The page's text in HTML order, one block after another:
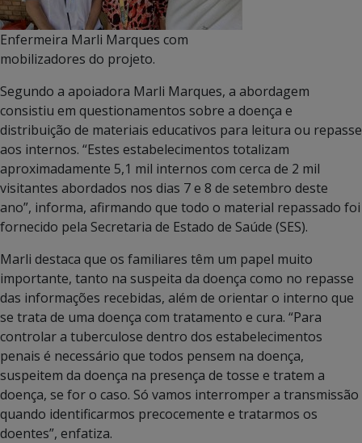
Enfermeira Marli Marques com
mobilizadores do projeto.
Segundo a apoiadora Marli Marques, a abordagem
consistiu em questionamentos sobre a doença e
distribuição de materiais educativos para leitura ou repasse
aos internos. “Estes estabelecimentos totalizam
aproximadamente 5,1 mil internos com cerca de 2 mil
visitantes abordados nos dias 7 e 8 de setembro deste
ano”, informa, afirmando que todo o material repassado foi
fornecido pela Secretaria de Estado de Saúde (SES).
Marli destaca que os familiares têm um papel muito
importante, tanto na suspeita da doença como no repasse
das informações recebidas, além de orientar o interno que
se trata de uma doença com tratamento e cura. “Para
controlar a tuberculose dentro dos estabelecimentos
penais é necessário que todos pensem na doença,
suspeitem da doença na presença de tosse e tratem a
doença, se for o caso. Só vamos interromper a transmissão
quando identificarmos precocemente e tratarmos os
doentes”, enfatiza.